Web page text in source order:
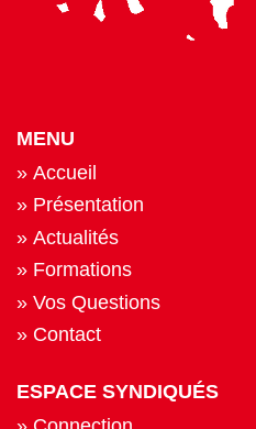
MENU
Accueil
Présentation
Actualités
Formations
Vos Questions
Contact
ESPACE SYNDIQUÉS